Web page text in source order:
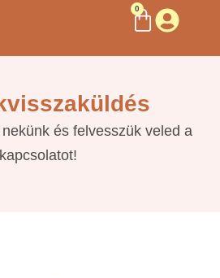
0
és felvesszük veled a
kapcsolatot!